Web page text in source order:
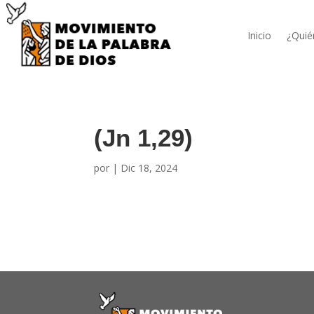
Inicio
(Jn 1,29)
por | Dic 18, 2024